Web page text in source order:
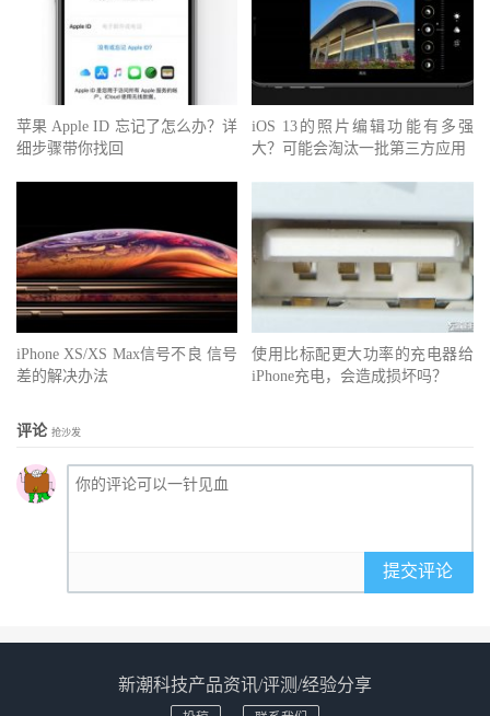
苹果 Apple ID 忘记了怎么办？详
细步骤带你找回
iOS 13的照片编辑功能有多强
大？可能会淘汰一批第三方应用
iPhone XS/XS Max信号不良 信号
差的解决办法
使用比标配更大功率的充电器给
iPhone充电，会造成损坏吗？
评论 抢沙发
提交评论
新潮科技产品资讯/评测/经验分享